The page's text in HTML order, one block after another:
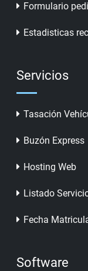
Formulario
Estadisticas
Servicios
Tasación
Buzón Express
Hosting Web
Listado
Fecha
Software